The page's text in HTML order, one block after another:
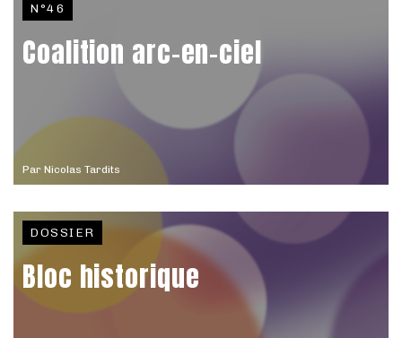
Par Nicolas Tardits
N°46
Coalition arc-en-ciel
DOSSIER
Bloc historique